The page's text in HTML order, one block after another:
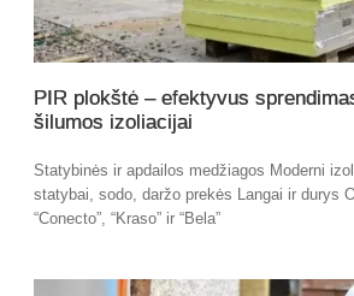
PIR plokštė – efektyvus
šilumos izoliacijai
Statybinės ir apdailos medžiagos Moderni
statybai, sodo, daržo prekės Langai ir durys
“Conecto”, “Kraso” ir “Bela”